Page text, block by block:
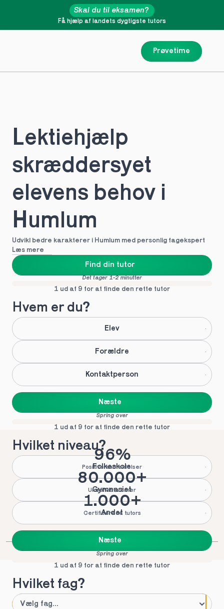
Prøvetime
Få hjælp af landets dygtigste tutors
Skal du til eksamen?
Lektiehjælp
skræddersyet
elevens behov i
Humlum
Udvikl bedre karakterer i Humlum med personlig fagekspert
Læs mere
Find din tutor
Det tager 1-2 minutter
1 ud af 9 for at finde den rette tutor
Hvem er du?
Elev
Forældre
Kontaktperson
Næste
Spring over
1 ud af 9 for at finde den rette tutor
Hvilket niveau?
Folkeskole
Gymnasiet
Andet
Næste
Spring over
1 ud af 9 for at finde den rette tutor
Hvilket fag?
96%
Positive anmeldelser
80.000+
Underviste timer
1.000+
Certificerede tutors